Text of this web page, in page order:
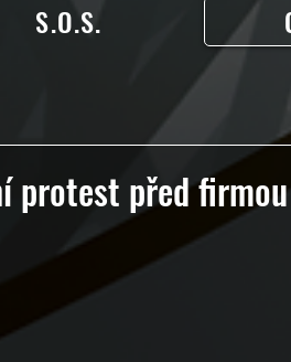
S.O.S.
protest před firmou